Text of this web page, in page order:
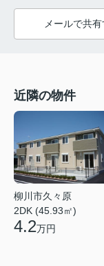
メールで共有
近隣の物件
柳川市久々原
2DK (45.93㎡)
4.2万円